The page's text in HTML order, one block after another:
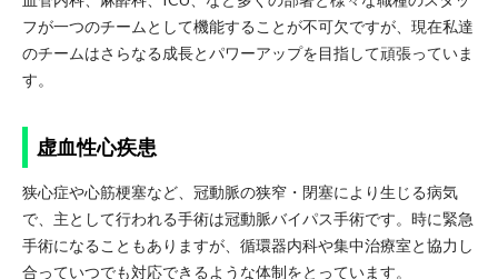
フが一つのチームとして機能することが不可欠ですが、現在私達
のチームはさらなる成長とパワーアップを目指して頑張っていま
す。
虚血性心疾患
狭心症や心筋梗塞など、冠動脈の狭窄・閉塞により生じる病気
で、主として行われる手術は冠動脈バイパス手術です。時に緊急
手術になることもありますが、循環器内科や集中治療室と協力し
合っていつでも対応できるような体制をとっています。